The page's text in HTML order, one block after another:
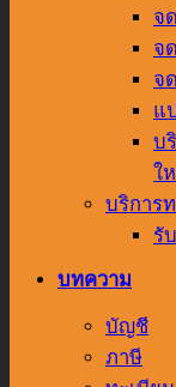
จ
จ
จ
แ
บ
ใ
บริการ
รั
บทความ
บัญชี
ภาษี